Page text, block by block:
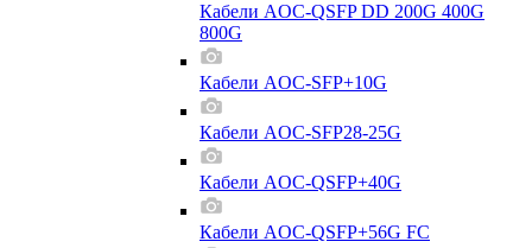
Кабели AOC-QSFP DD 200G 400G
800G
Кабели AOC-SFP+10G
Кабели AOC-SFP28-25G
Кабели AOC-QSFP+40G
Кабели AOC-QSFP+56G FC